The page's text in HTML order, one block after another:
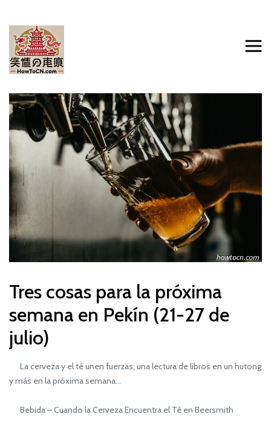
Tres cosas para la próxima
semana en Pekín (21-27 de
julio)
La cerveza y el té unen fuerzas, una lectura de libros en un hutong
y más en la próxima semana...
Bebida – Cuando la Cerveza Encuentra el Té en Beersmith